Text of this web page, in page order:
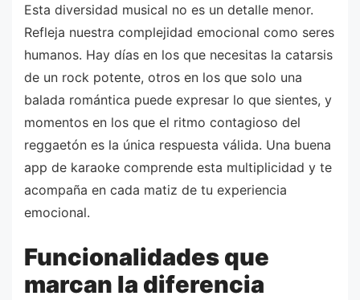
Esta diversidad musical no es un detalle menor.
Refleja nuestra complejidad emocional como seres
humanos. Hay días en los que necesitas la catarsis
de un rock potente, otros en los que solo una
balada romántica puede expresar lo que sientes, y
momentos en los que el ritmo contagioso del
reggaetón es la única respuesta válida. Una buena
app de karaoke comprende esta multiplicidad y te
acompaña en cada matiz de tu experiencia
emocional.
Funcionalidades que
marcan la diferencia